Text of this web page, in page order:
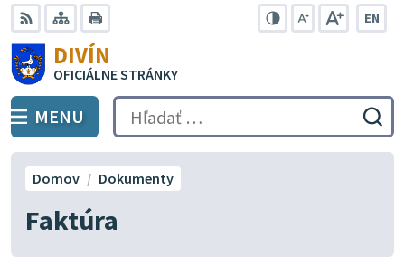
Preskočiť
na
obsah
RSS Mapa
EN
DIVÍN
OFICIÁLNE STRÁNKY
PREPNÚŤ
MENU Hľadať:
Faktúra
Domov Dokumenty